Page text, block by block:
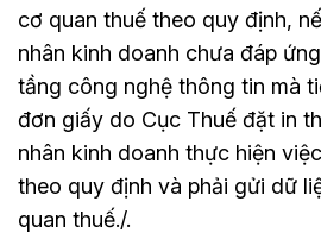
cơ quan thuế theo quy định,
nhân kinh doanh chưa đáp
tầng công nghệ thông tin mà
đơn giấy do Cục Thuế đặt in
nhân kinh doanh thực hiện
theo quy định và phải gửi dữ
quan thuế./.